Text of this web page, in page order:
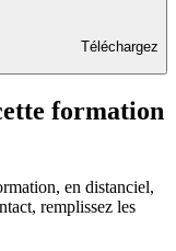
Téléchargez
formation
en distanciel,
remplissez les